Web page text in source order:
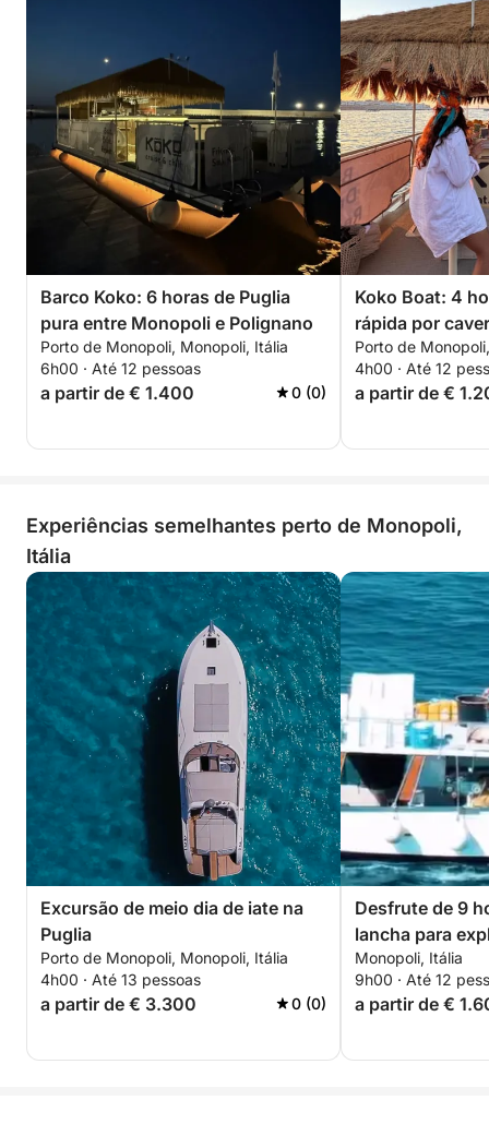
Barco Koko: 6 horas de Puglia
pura entre Monopoli e Polignano
Porto de Monopoli, Monopoli, Itália
6h00 · Até 12 pessoas
a partir de € 1.400 0 (0)
Koko Boat: 4
rápida por
Porto de
4h00 · Até 12
a partir de €
Experiências semelhantes perto de Monopoli,
Itália
Excursão de meio dia de iate na
Puglia
Porto de Monopoli, Monopoli, Itália
4h00 · Até 13 pessoas
a partir de € 3.300 0 (0)
Desfrute de 9
lancha para
Monopoli, Itália
9h00 · Até 12
a partir de €